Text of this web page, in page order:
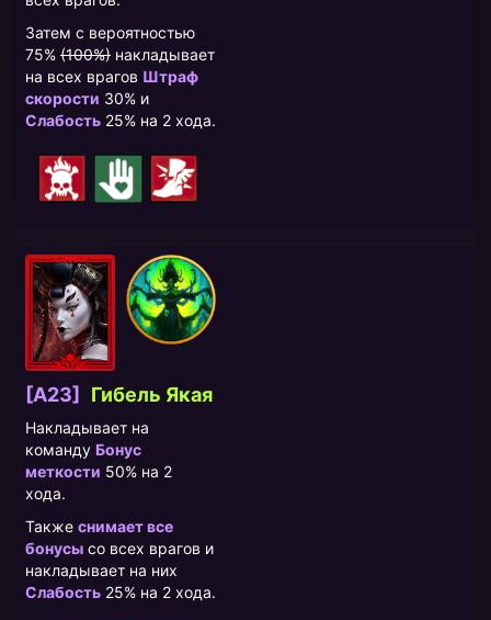
Затем с вероятностью
75% (100%) накладывает
на всех врагов Штраф
скорости 30% и
Слабость 25% на 2 хода.
[A23] Гибель Якая
Накладывает на
команду Бонус
меткости 50% на 2
хода.
Также снимает все
бонусы со всех врагов и
накладывает на них
Слабость 25% на 2 хода.